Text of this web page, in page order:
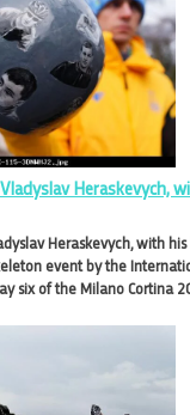
Vladyslav Heraskevych,
Heraskevych, with
event by the
six of the Milano Cortina